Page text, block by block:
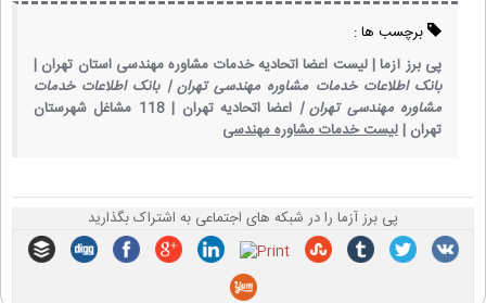
برچسب ها :
پی برز آزما |لیست اعضا اتحادیه خدمات مشاوره مهندسی استان تهران |
بانک اطلاعات خدمات مشاوره مهندسی تهران | بانک اطلاعات خدمات
مشاوره مهندسی تهران | اعضا اتحادیه تهران |
118 مشاغل شهرستان
تهران |لیست خدمات مشاوره مهندسی
پی برز آزما را در شبکه های اجتماعی به اشتراک بگذارید